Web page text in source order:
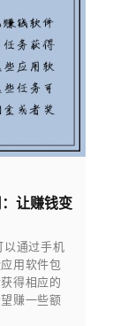
让赚钱变
以通过手机
用软件包
得相应的
赚一些额